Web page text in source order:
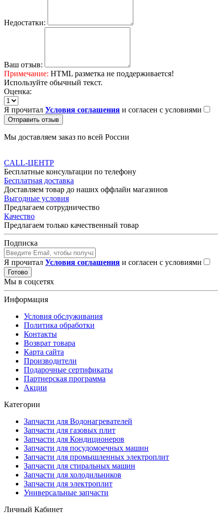
Недостатки:
Ваш отзыв:
Примечание: HTML разметка не поддерживается!
Используйте обычный текст.
Оценка:
Я прочитал Условия соглашения и согласен с условиями
Отправить отзыв
Мы доставляем заказ по всей России
CALL-ЦЕНТР
Бесплатные консультации по телефону
Бесплатная доставка
Доставляем товар до наших оффлайн магазинов
Выгодные условия
Предлагаем сотрудничество
Качество
Предлагаем только качественный товар
Подписка
Я прочитал Условия соглашения и согласен с условиями
Готово
Мы в соцсетях
Информация
Условия обслуживания
Политика обработки
Контакты
Возврат товара
Карта сайта
Производители
Подарочные сертификаты
Партнерская программа
Акции
Категории
Запчасти для Водонагревателей
Запчасти для газовых плит
Запчасти для Кондиционеров
Запчасти для посудомоечных машин
Запчасти для промышленных электроплит
Запчасти для стиральных машин
Запчасти для холодильников
Запчасти для электроплит
Универсальные запчасти
Личный Кабинет